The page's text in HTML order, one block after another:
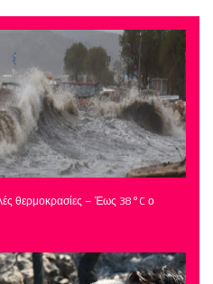
θερμοκρασίες – Έως 38°C ο